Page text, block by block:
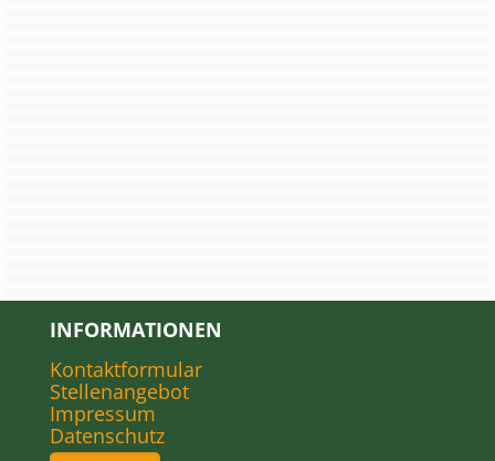
INFORMATIONEN
Kontaktformular
Stellenangebot
Impressum
Datenschutz